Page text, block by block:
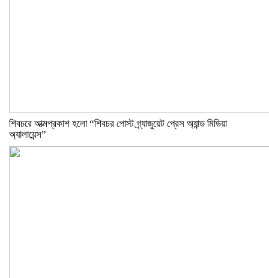
শিবচরে আত্মপ্রকাশ হলো “শিবচর পোস্ট গ্র্যাজুয়েট প্রেস অ্যান্ড মিডিয়া
অ্যালায়েন্স”